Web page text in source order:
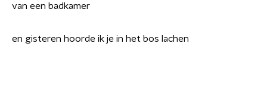
van een badkamer
en gisteren hoorde ik je in het bos lachen